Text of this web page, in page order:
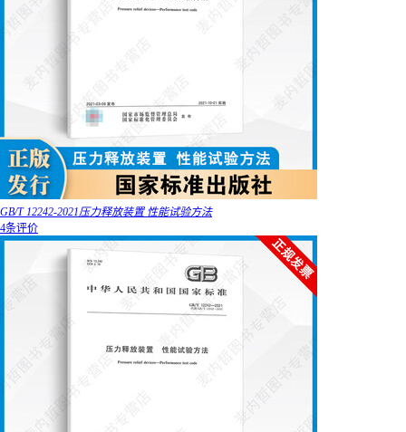
GB/T 12242-2021压力释放装置 性能试验方法
4条评价